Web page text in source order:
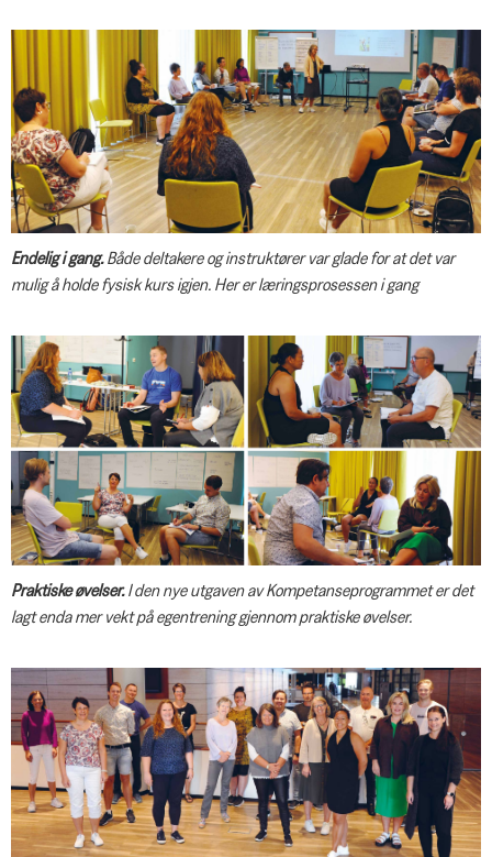
Endelig i gang. Både deltakere og instruktører var glade for at det var
mulig å holde fysisk kurs igjen. Her er læringsprosessen i gang
Praktiske øvelser. I den nye utgaven av Kompetanseprogrammet er det
lagt enda mer vekt på egentrening gjennom praktiske øvelser.